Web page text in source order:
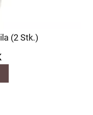
(2 Stk.)